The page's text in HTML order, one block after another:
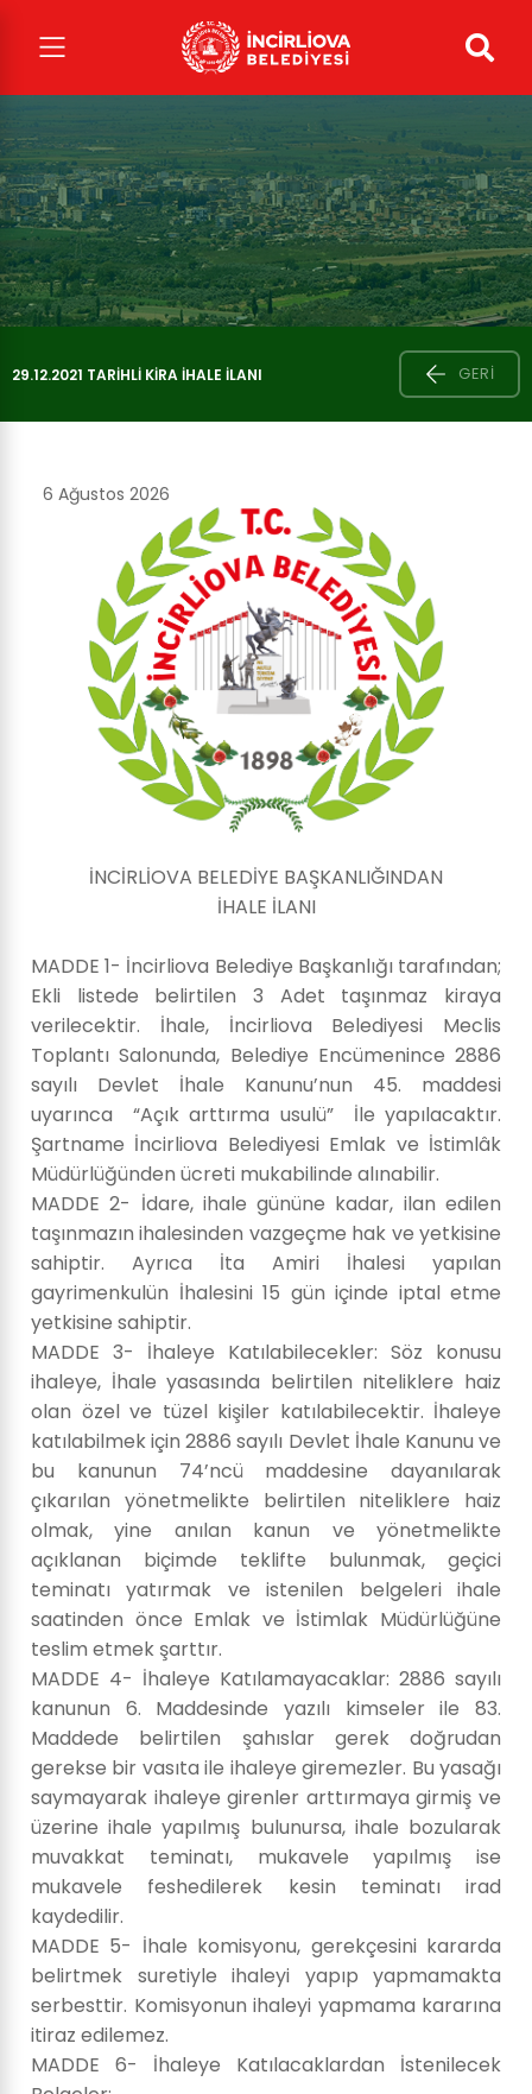
29.12.2021 TARIHLI KIRA İHALE İLANI GERI
6 Ağustos 2026
İNCİRLİOVA BELEDİYE BAŞKANLIĞINDAN
İHALE İLANI
MADDE 1- İncirliova Belediye Başkanlığı tarafından;
Ekli listede belirtilen 3 Adet taşınmaz kiraya
verilecektir. İhale, İncirliova Belediyesi Meclis
Toplantı Salonunda, Belediye Encümenince 2886
sayılı Devlet İhale Kanunu’nun 45. maddesi
uyarınca “Açık arttırma usulü” İle yapılacaktır.
Şartname İncirliova Belediyesi Emlak ve İstimlâk
Müdürlüğünden ücreti mukabilinde alınabilir.
MADDE 2- İdare, ihale gününe kadar, ilan edilen
taşınmazın ihalesinden vazgeçme hak ve yetkisine
sahiptir. Ayrıca İta Amiri İhalesi yapılan
gayrimenkulün İhalesini 15 gün içinde iptal etme
yetkisine sahiptir.
MADDE 3- İhaleye Katılabilecekler: Söz konusu
ihaleye, İhale yasasında belirtilen niteliklere haiz
olan özel ve tüzel kişiler katılabilecektir. İhaleye
katılabilmek için 2886 sayılı Devlet İhale Kanunu ve
bu kanunun 74’ncü maddesine dayanılarak
çıkarılan yönetmelikte belirtilen niteliklere haiz
olmak, yine anılan kanun ve yönetmelikte
açıklanan biçimde teklifte bulunmak, geçici
teminatı yatırmak ve istenilen belgeleri ihale
saatinden önce Emlak ve İstimlak Müdürlüğüne
teslim etmek şarttır.
MADDE 4- İhaleye Katılamayacaklar: 2886 sayılı
kanunun 6. Maddesinde yazılı kimseler ile 83.
Maddede belirtilen şahıslar gerek doğrudan
gerekse bir vasıta ile ihaleye giremezler. Bu yasağı
saymayarak ihaleye girenler arttırmaya girmiş ve
üzerine ihale yapılmış bulunursa, ihale bozularak
muvakkat teminatı, mukavele yapılmış ise
mukavele feshedilerek kesin teminatı irad
kaydedilir.
MADDE 5- İhale komisyonu, gerekçesini kararda
belirtmek suretiyle ihaleyi yapıp yapmamakta
serbesttir. Komisyonun ihaleyi yapmama kararına
itiraz edilemez.
MADDE 6- İhaleye Katılacaklardan İstenilecek